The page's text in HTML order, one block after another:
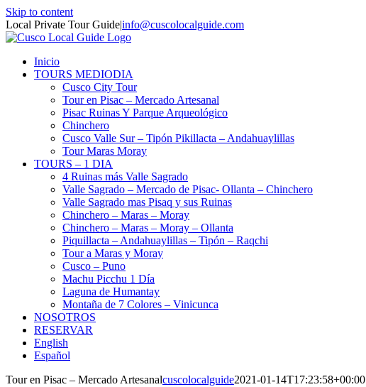
Skip to content
Local Private Tour Guide|info@cuscolocalguide.com
Inicio
TOURS MEDIODIA
Cusco City Tour
Tour en Pisac – Mercado Artesanal
Pisac Ruinas Y Parque Arqueológico
Chinchero
Cusco Valle Sur – Tipón Pikillacta – Andahuaylillas
Tour Maras Moray
TOURS – 1 DIA
4 Ruinas más Valle Sagrado
Valle Sagrado – Mercado de Pisac- Ollanta – Chinchero
Valle Sagrado mas Pisaq y sus Ruinas
Chinchero – Maras – Moray
Chinchero – Maras – Moray – Ollanta
Piquillacta – Andahuaylillas – Tipón – Raqchi
Tour a Maras y Moray
Cusco – Puno
Machu Picchu 1 Día
Laguna de Humantay
Montaña de 7 Colores – Vinicunca
NOSOTROS
RESERVAR
English
Español
Tour en Pisac – Mercado Artesanalcuscolocalguide2021-01-14T17:23:58+00:00